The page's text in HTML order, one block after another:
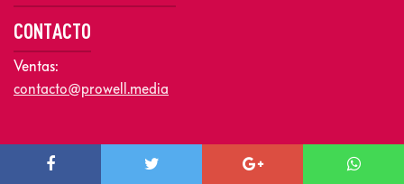
CONTACTO
Ventas:
contacto@prowell.media
Copyright © 2026 Prowel Media. Todos los derechos reservados – Aviso de Privacidad